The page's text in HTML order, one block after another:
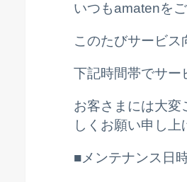
いつもamatenを
このたびサービ
下記時間帯でサー
お客さまには大
しくお願い申し上
■メンテナンス日